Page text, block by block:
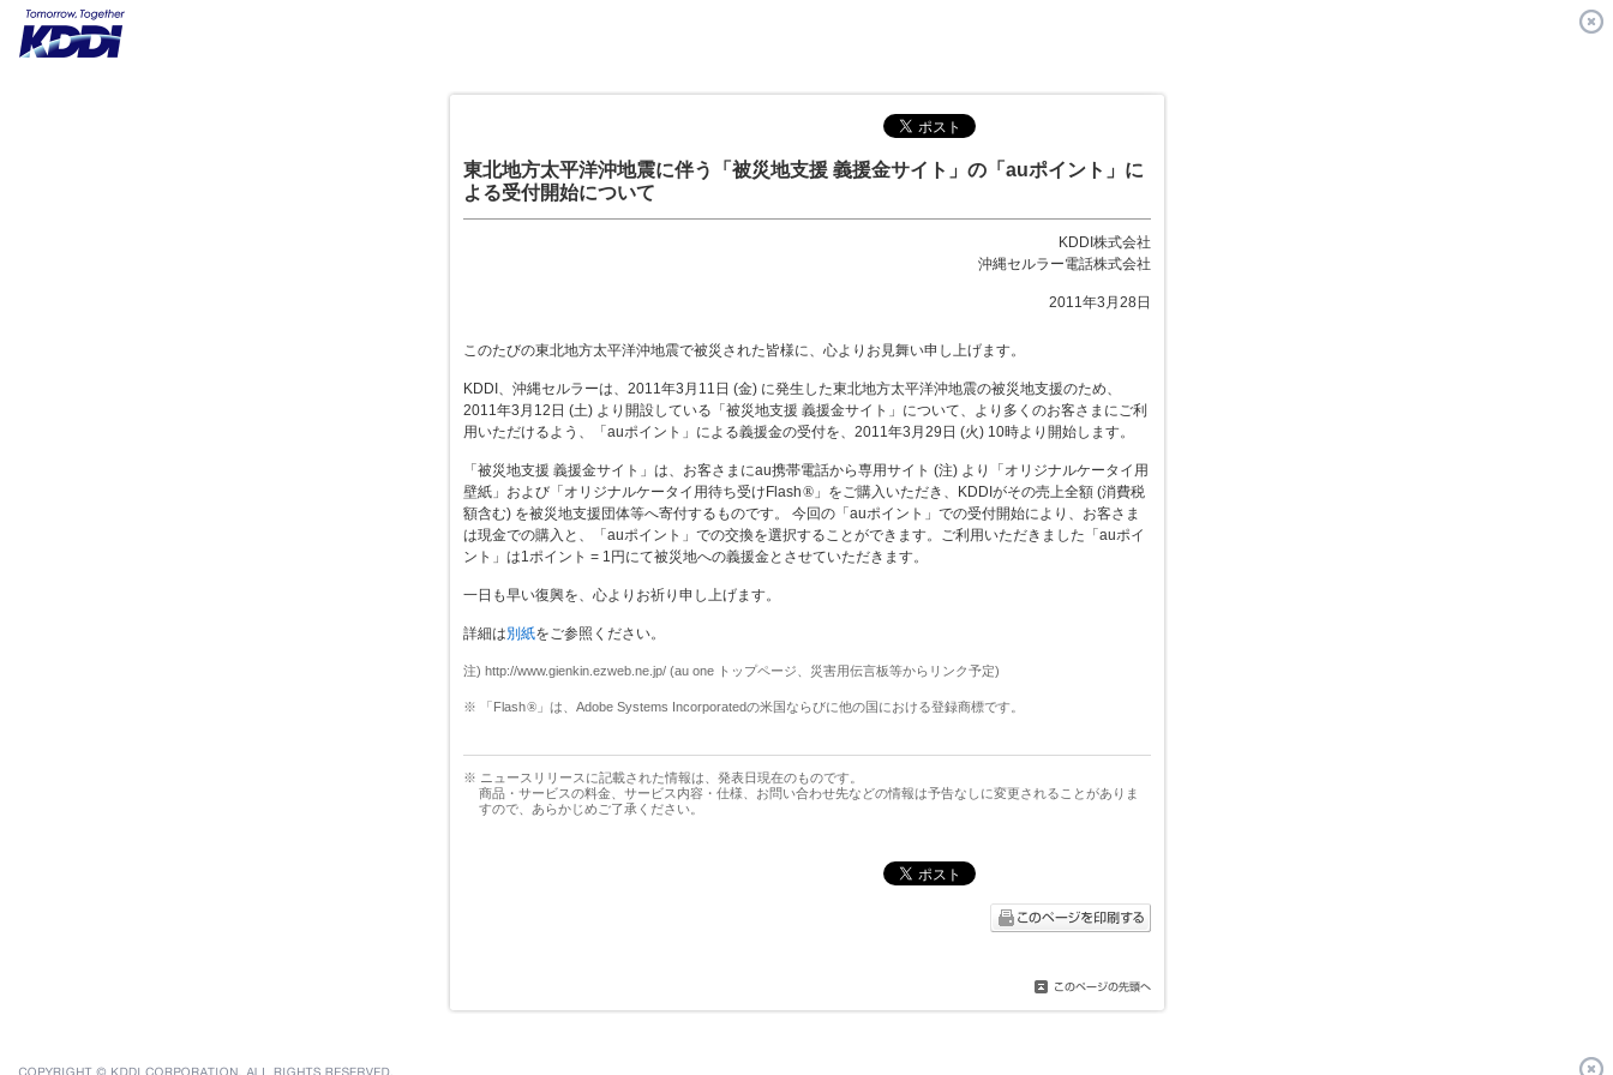
東北地方太平洋沖地震に伴う「被災地支援 義援金サイト」の「auポイント」に
よる受付開始について
KDDI株式会社
沖縄セルラー電話株式会社
2011年3月28日
このたびの東北地方太平洋沖地震で被災された皆様に、心よりお見舞い申し上げます。
KDDI、沖縄セルラーは、2011年3月11日 (金) に発生した東北地方太平洋沖地震の被災地支援のため、
2011年3月12日 (土) より開設している「被災地支援 義援金サイト」について、より多くのお客さまにご利
用いただけるよう、「auポイント」による義援金の受付を、2011年3月29日 (火) 10時より開始します。
「被災地支援 義援金サイト」は、お客さまにau携帯電話から専用サイト (注) より「オリジナルケータイ用
壁紙」および「オリジナルケータイ用待ち受けFlash®」をご購入いただき、KDDIがその売上全額 (消費税
額含む) を被災地支援団体等へ寄付するものです。 今回の「auポイント」での受付開始により、お客さま
は現金での購入と、「auポイント」での交換を選択することができます。ご利用いただきました「auポイ
ント」は1ポイント = 1円にて被災地への義援金とさせていただきます。
一日も早い復興を、心よりお祈り申し上げます。
詳細は別紙をご参照ください。
注) http://www.gienkin.ezweb.ne.jp/ (au one トップページ、災害用伝言板等からリンク予定)
※ 「Flash®」は、Adobe Systems Incorporatedの米国ならびに他の国における登録商標です。
※ ニュースリリースに記載された情報は、発表日現在のものです。
商品・サービスの料金、サービス内容・仕様、お問い合わせ先などの情報は予告なしに変更されることがありま
すので、あらかじめご了承ください。